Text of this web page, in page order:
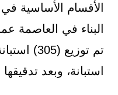
الأقسام الأساسية
البناء في العاصمة
استبانة، وبعد تدقيقها تم